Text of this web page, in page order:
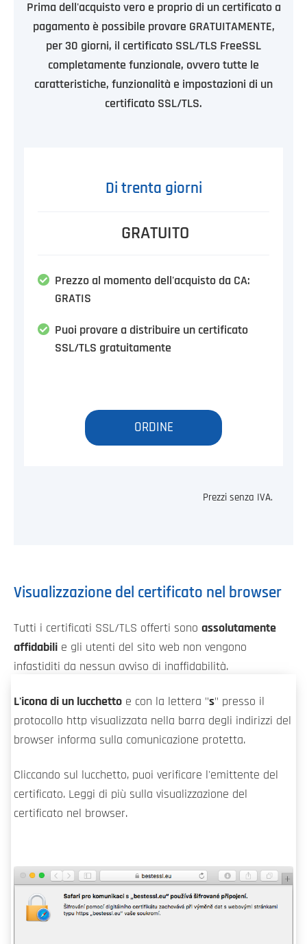
Prima dell'acquisto vero e proprio di un certificato a
pagamento è possibile provare GRATUITAMENTE,
per 30 giorni, il certificato SSL/TLS FreeSSL
completamente funzionale, ovvero tutte le
caratteristiche, funzionalità e impostazioni di un
certificato SSL/TLS.
Di trenta giorni
GRATUITO
Prezzo al momento dell'acquisto da CA:
GRATIS
Puoi provare a distribuire un certificato
SSL/TLS gratuitamente
ORDINE
Prezzi senza IVA.
Visualizzazione del certificato nel browser
Tutti i certificati SSL/TLS offerti sono assolutamente
affidabili e gli utenti del sito web non vengono
infastiditi da nessun avviso di inaffidabilità.
L'icona di un lucchetto e con la lettera "s" presso il
protocollo http visualizzata nella barra degli indirizzi del
browser informa sulla comunicazione protetta.
Cliccando sul lucchetto, puoi verificare l'emittente del
certificato. Leggi di più sulla visualizzazione del
certificato nel browser.